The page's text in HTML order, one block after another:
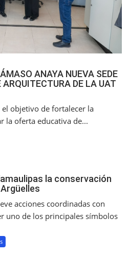
ANAYA NUEVA SEDE
ARQUITECTURA DE LA UAT
el objetivo de fortalecer la
la oferta educativa de...
la conservación
acciones coordinadas con
uno de los principales símbolos